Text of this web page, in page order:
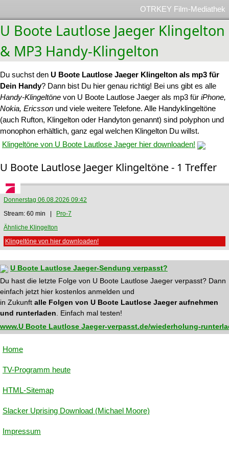
OTRKEY Film-Mediathek
U Boote Lautlose Jaeger Klingelton
& MP3 Handy-Klingelton
Du suchst den U Boote Lautlose Jaeger Klingelton als mp3 für
Dein Handy? Dann bist Du hier genau richtig! Bei uns gibt es alle
Handy-Klingeltöne von U Boote Lautlose Jaeger als mp3 für iPhone,
Nokia, Ericsson und viele weitere Telefone. Alle Handyklingeltöne
(auch Rufton, Klingelton oder Handyton genannt) sind polyphon und
monophon erhältlich, ganz egal welchen Klingelton Du willst.
Klingeltöne von U Boote Lautlose Jaeger hier downloaden!
U Boote Lautlose Jaeger Klingeltöne - 1 Treffer
Donnerstag 06.08.2026 09:42
Stream: 60 min |
Pro-7
Ähnliche Klingelton
Klingeltöne von hier downloaden!
U Boote Lautlose Jaeger-Sendung verpasst?
Du hast die letzte Folge von U Boote Lautlose Jaeger verpasst? Dann
einfach jetzt hier kostenlos anmelden und
in Zukunft alle Folgen von U Boote Lautlose Jaeger aufnehmen
und runterladen . Einfach mal testen!
www.U Boote Lautlose Jaeger-verpasst.de/wiederholung-
Home
TV-Programm heute
HTML-Sitemap
Slacker Uprising Download (Michael Moore)
Impressum